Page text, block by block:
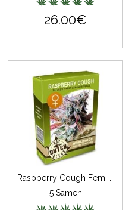
26.00€
5 Samen